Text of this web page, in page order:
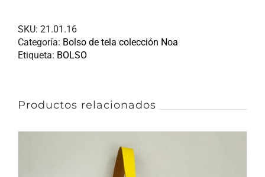
SKU: 21.01.16
Categoría: Bolso de tela colección Noa
Etiqueta: BOLSO
Productos relacionados